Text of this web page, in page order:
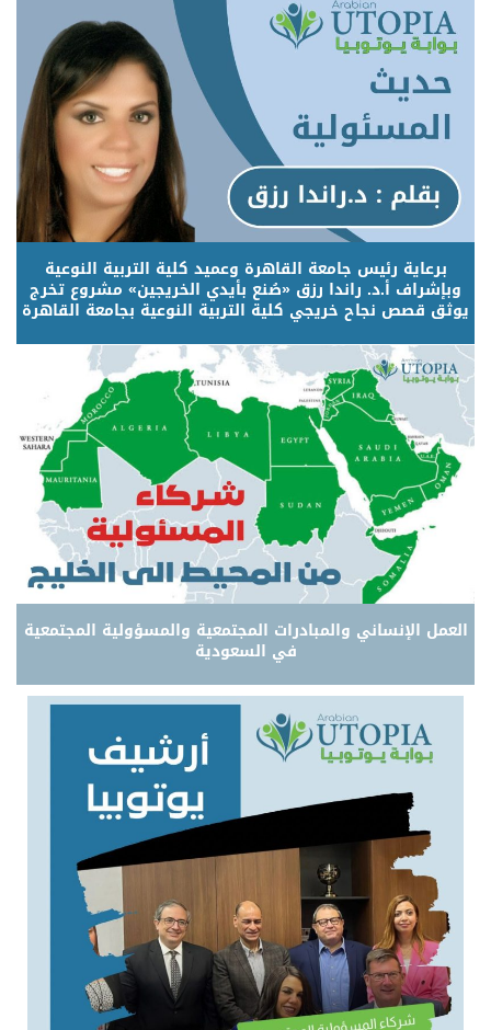
برعاية رئيس جامعة القاهرة وعميد كلية التربية النوعية
وبإشراف أ.د. راندا رزق «صُنع بأيدي الخريجين» مشروع تخرج
يوثق قصص نجاح خريجي كلية التربية النوعية بجامعة القاهرة
العمل الإنساني والمبادرات المجتمعية والمسؤولية المجتمعية
في السعودية